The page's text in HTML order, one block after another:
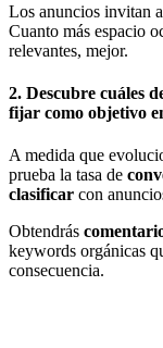
Los anuncios invitan
Cuanto más espacio
relevantes, mejor.
2. Descubre cuáles
fijar como objetivo
A medida que
prueba la tasa de
clasificar con
Obtendrás
keywords orgánicas
consecuencia.